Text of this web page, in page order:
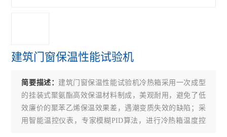
建筑门窗保温性能试验机
简要描述： 建筑门窗保温性能试验机冷热箱采用一次成型
的挂装式聚氨酯高效保温材料制成，美观耐用，避免了低
效廉价的聚苯乙烯保温效果差，遇潮变质失效的缺陷；采
用智能温控仪表，专家模糊PID算法，进行冷热箱温度控